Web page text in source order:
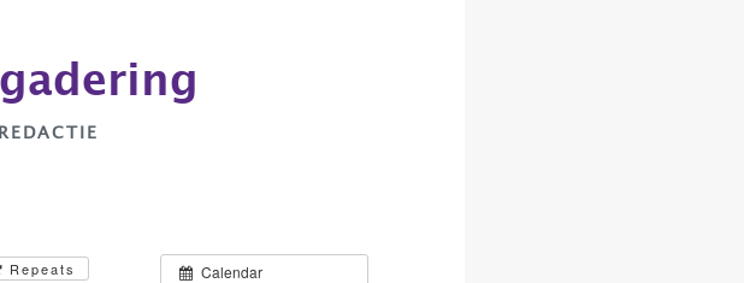
REDACTIE
Calendar
Repeats